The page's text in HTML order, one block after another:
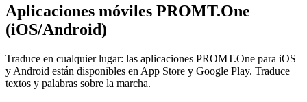
Aplicaciones móviles PROMT.One
(iOS/Android)
Traduce en cualquier lugar: las aplicaciones PROMT.One para iOS
y Android están disponibles en App Store y Google Play. Traduce
textos y palabras sobre la marcha.